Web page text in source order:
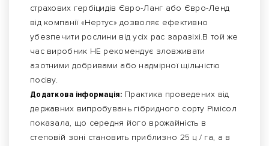
страхових гербіцидів Євро-Ланг або Євро-Ленд
від компанії «Нертус» дозволяє ефективно
убезпечити рослини від усіх рас заразіхі.В той же
час виробник НЕ рекомендує зловживати
азотними добривами або надмірної щільністю
посіву.
Додаткова інформація:Практика проведених від
державних випробувань гібридного сорту Рімісол
показала, що середня його врожайність в
степовій зоні становить приблизно 25 ц / га, а в